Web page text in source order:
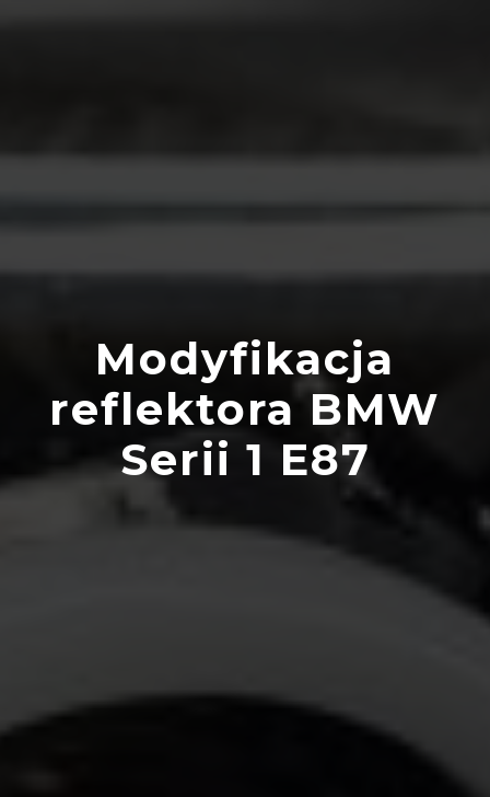
Modyfikacja
reflektora BMW
Serii 1 E87